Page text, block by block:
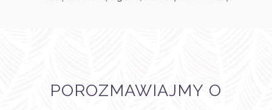
POROZMAWIAJMY O